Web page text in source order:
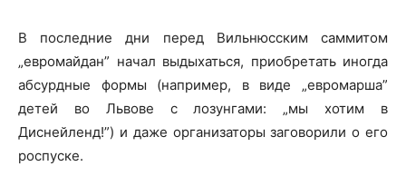
В последние дни перед Вильнюсским саммитом
„евромайдан” начал выдыхаться, приобретать иногда
абсурдные формы (например, в виде „евромарша”
детей во Львове с лозунгами: „мы хотим в
Диснейленд!”) и даже организаторы заговорили о его
роспуске.